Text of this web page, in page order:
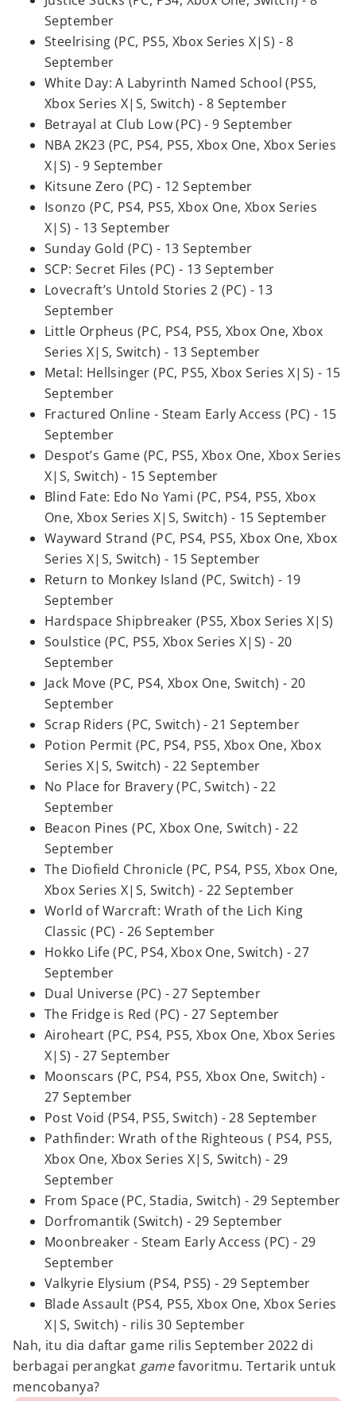
September
Steelrising (PC, PS5, Xbox Series X|S) - 8
September
White Day: A Labyrinth Named School (PS5,
Xbox Series X|S, Switch) - 8 September
Betrayal at Club Low (PC) - 9 September
NBA 2K23 (PC, PS4, PS5, Xbox One, Xbox Series
X|S) - 9 September
Kitsune Zero (PC) - 12 September
Isonzo (PC, PS4, PS5, Xbox One, Xbox Series
X|S) - 13 September
Sunday Gold (PC) - 13 September
SCP: Secret Files (PC) - 13 September
Lovecraft’s Untold Stories 2 (PC) - 13
September
Little Orpheus (PC, PS4, PS5, Xbox One, Xbox
Series X|S, Switch) - 13 September
Metal: Hellsinger (PC, PS5, Xbox Series X|S) - 15
September
Fractured Online - Steam Early Access (PC) - 15
September
Despot’s Game (PC, PS5, Xbox One, Xbox Series
X|S, Switch) - 15 September
Blind Fate: Edo No Yami (PC, PS4, PS5, Xbox
One, Xbox Series X|S, Switch) - 15 September
Wayward Strand (PC, PS4, PS5, Xbox One, Xbox
Series X|S, Switch) - 15 September
Return to Monkey Island (PC, Switch) - 19
September
Hardspace Shipbreaker (PS5, Xbox Series X|S)
Soulstice (PC, PS5, Xbox Series X|S) - 20
September
Jack Move (PC, PS4, Xbox One, Switch) - 20
September
Scrap Riders (PC, Switch) - 21 September
Potion Permit (PC, PS4, PS5, Xbox One, Xbox
Series X|S, Switch) - 22 September
No Place for Bravery (PC, Switch) - 22
September
Beacon Pines (PC, Xbox One, Switch) - 22
September
The Diofield Chronicle (PC, PS4, PS5, Xbox One,
Xbox Series X|S, Switch) - 22 September
World of Warcraft: Wrath of the Lich King
Classic (PC) - 26 September
Hokko Life (PC, PS4, Xbox One, Switch) - 27
September
Dual Universe (PC) - 27 September
The Fridge is Red (PC) - 27 September
Airoheart (PC, PS4, PS5, Xbox One, Xbox Series
X|S) - 27 September
Moonscars (PC, PS4, PS5, Xbox One, Switch) -
27 September
Post Void (PS4, PS5, Switch) - 28 September
Pathfinder: Wrath of the Righteous ( PS4, PS5,
Xbox One, Xbox Series X|S, Switch) - 29
September
From Space (PC, Stadia, Switch) - 29 September
Dorfromantik (Switch) - 29 September
Moonbreaker - Steam Early Access (PC) - 29
September
Valkyrie Elysium (PS4, PS5) - 29 September
Blade Assault (PS4, PS5, Xbox One, Xbox Series
X|S, Switch) - rilis 30 September
Nah, itu dia daftar game rilis September 2022 di
berbagai perangkat gamefavoritmu. Tertarik untuk
mencobanya?